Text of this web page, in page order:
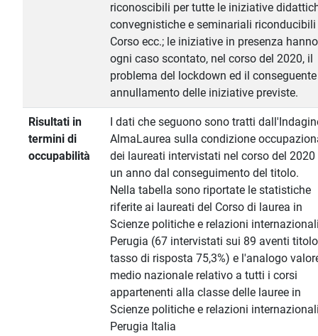
riconoscibili per tutte le iniziative
convegnistiche e seminariali
Corso ecc.; le iniziative in presenza
ogni caso scontato, nel corso del 2020, il
problema del lockdown ed il conseguente
annullamento delle iniziative previste.
Risultati in
termini di
occupabilità
I dati che seguono sono tratti
AlmaLaurea sulla condizione
dei laureati intervistati nel corso del 2020
un anno dal conseguimento del titolo.
Nella tabella sono riportate le statistiche
riferite ai laureati del Corso di laurea in
Scienze politiche e relazioni
Perugia (67 intervistati sui 89 aventi
tasso di risposta 75,3%) e l'analogo
medio nazionale relativo a tutti i corsi
appartenenti alla classe delle lauree in
Scienze politiche e relazioni
Perugia Italia